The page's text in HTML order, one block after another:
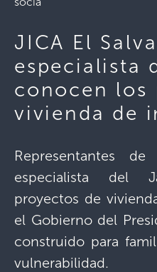
JICA El
especialista
conocen los
vivienda de
Representantes
especialista del
proyectos de
el Gobierno del
construido para
vulnerabilidad.